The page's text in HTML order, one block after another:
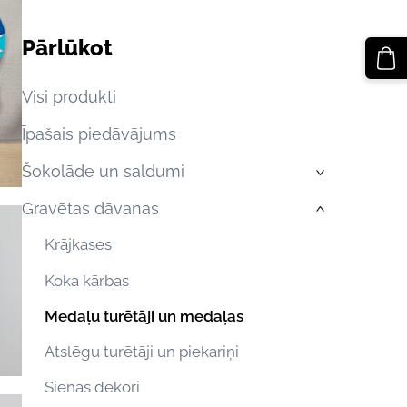
Pārlūkot
Visi produkti
Īpašais piedāvājums
Šokolāde un saldumi
›
Gravētas dāvanas
Krājkases
Koka kārbas
Medaļu turētāji un medaļas
Atslēgu turētāji un piekariņi
Sienas dekori
›